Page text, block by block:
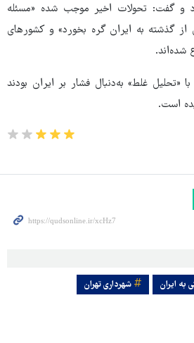
و گفت: تحولات اخیر موجب شده «مسئله
گذشته به ایران گره بخورد» و کشورهای
شده‌اند.
«تحلیل غلط» به‌دنبال فشار بر ایران بودند
است.
به ایران
شهرداری تهران